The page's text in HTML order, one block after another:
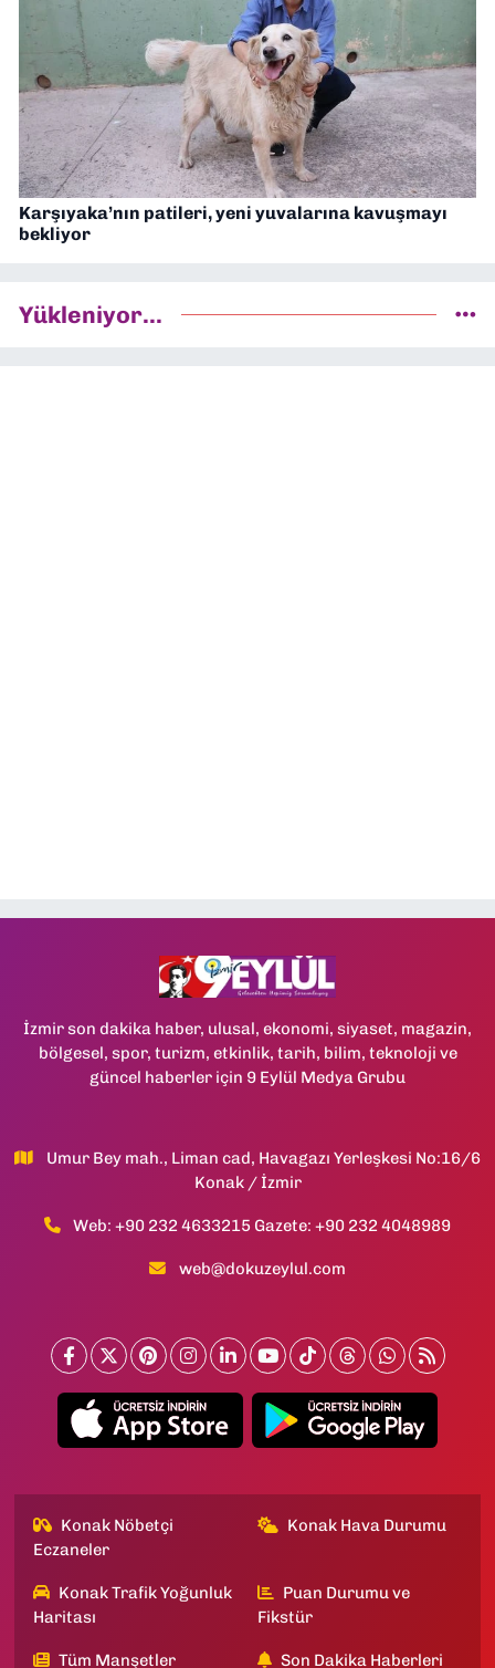
Karşıyaka’nın patileri, yeni yuvalarına kavuşmayı
bekliyor
Yükleniyor...
İzmir son dakika haber, ulusal, ekonomi, siyaset, magazin,
bölgesel, spor, turizm, etkinlik, tarih, bilim, teknoloji ve
güncel haberler için 9 Eylül Medya Grubu
Umur Bey mah., Liman cad, Havagazı Yerleşkesi No:16/6
Konak / İzmir
Web: +90 232 4633215 Gazete: +90 232 4048989
web@dokuzeylul.com
Konak Nöbetçi
Eczaneler
Konak Hava Durumu
Konak Trafik Yoğunluk
Haritası
Puan Durumu ve
Fikstür
Tüm Manşetler Son Dakika Haberleri